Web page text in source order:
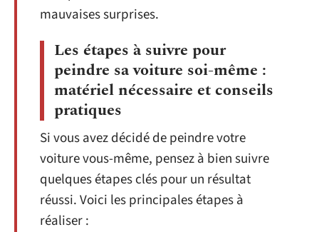
mauvaises surprises.
Les étapes à suivre pour
peindre sa voiture soi-même :
matériel nécessaire et conseils
pratiques
Si vous avez décidé de peindre votre
voiture vous-même, pensez à bien suivre
quelques étapes clés pour un résultat
réussi. Voici les principales étapes à
réaliser :